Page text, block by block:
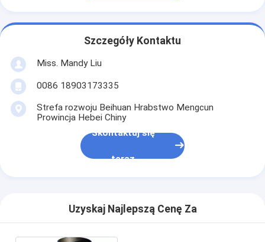
Szczegóły Kontaktu
Miss. Mandy Liu
0086 18903173335
Strefa rozwoju Beihuan Hrabstwo Mengcun
Prowincja Hebei Chiny
Skontaktuj się
teraz
Uzyskaj Najlepszą Cenę Za